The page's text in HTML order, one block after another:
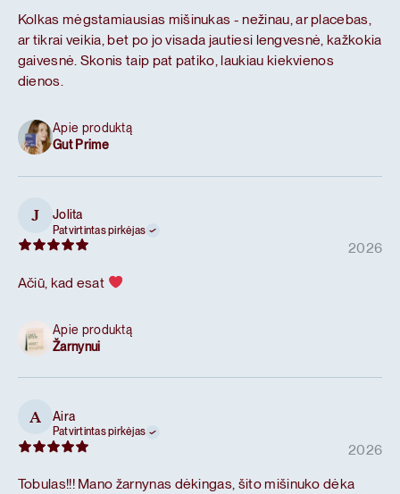
Kolkas mėgstamiausias mišinukas - nežinau, ar placebas,
ar tikrai veikia, bet po jo visada jautiesi lengvesnė, kažkokia
gaivesnė. Skonis taip pat patiko, laukiau kiekvienos
dienos.
Apie produktą
Gut Prime
J Jolita
Patvirtintas pirkėjas
2026
Ačiū, kad esat
Apie produktą
Žarnynui
A Aira
Patvirtintas pirkėjas
2026
Tobulas!!! Mano žarnynas dėkingas, šito mišinuko dėka